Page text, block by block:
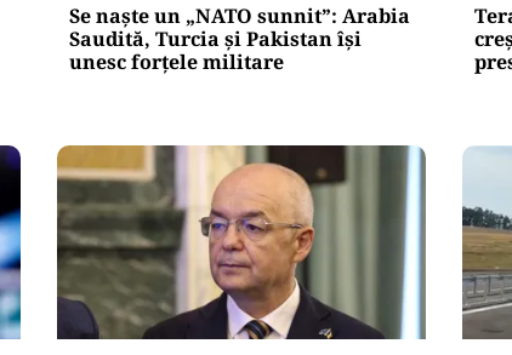
Se naște un „NATO sunnit”: Arabia
Saudită, Turcia și Pakistan își
unesc forțele militare